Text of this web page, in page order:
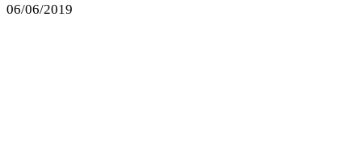
06/06/2019